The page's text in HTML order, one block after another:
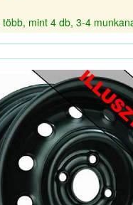
több, mint 4 db, 3-4